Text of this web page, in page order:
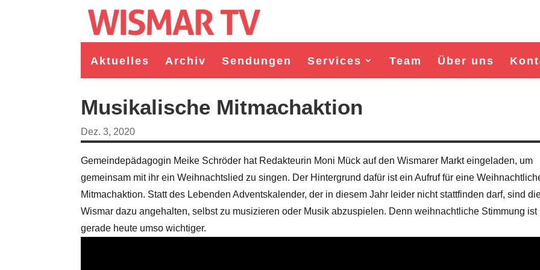
Aktuelles Archiv Sendungen Services Team Über uns
Musikalische Mitmachaktion
Dez. 3, 2020
Gemeindepädagogin Meike Schröder hat Redakteurin Moni Mück auf den Wismarer Markt eingeladen, um
gemeinsam mit ihr ein Weihnachtslied zu singen. Der Hintergrund dafür ist ein Aufruf für eine
Mitmachaktion. Statt des Lebenden Adventskalender, der in diesem Jahr leider nicht stattfinden darf, sind
Wismar dazu angehalten, selbst zu musizieren oder Musik abzuspielen. Denn weihnachtliche Stimmung ist
gerade heute umso wichtiger.
unabhängiger Kandidat Horst